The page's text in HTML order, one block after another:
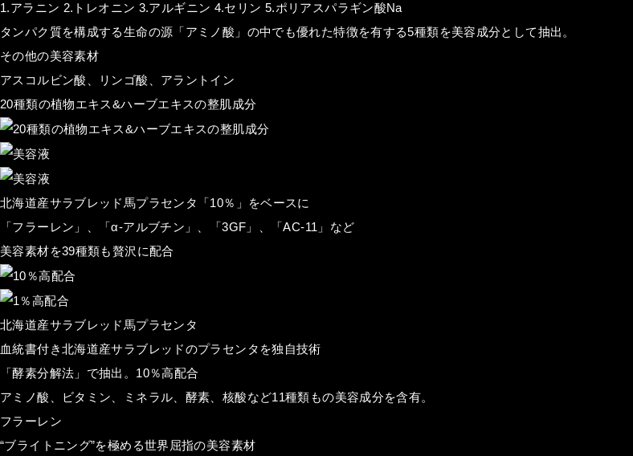
1.アラニン 2.トレオニン 3.アルギニン 4.セリン 5.ポリアスパラギン酸Na
タンパク質を構成する生命の源「アミノ酸」の中でも優れた特徴を有する5種類を美容成分として抽出。
その他の美容素材
アスコルビン酸、リンゴ酸、アラントイン
20種類の植物エキス&ハーブエキスの整肌成分
北海道産サラブレッド馬プラセンタ「10％」をベースに
「フラーレン」、「α-アルブチン」、「3GF」、「AC-11」など
美容素材を39種類も贅沢に配合
北海道産サラブレッド馬プラセンタ
血統書付き北海道産サラブレッドのプラセンタを独自技術
「酵素分解法」で抽出。 10％高配合
アミノ酸、ビタミン、ミネラル、酵素、核酸など11種類もの美容成分を含有。
フラーレン
“ブライトニング”を極める世界屈指の美容素材